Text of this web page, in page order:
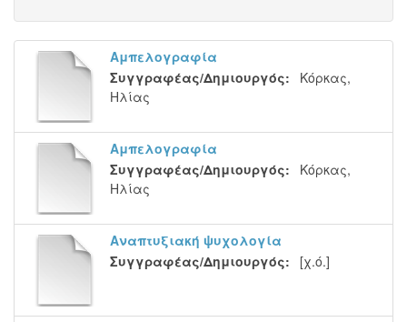
Αμπελογραφία
Συγγραφέας/Δημιουργός:
Κόρκας,
Ηλίας
Αμπελογραφία
Συγγραφέας/Δημιουργός:
Κόρκας,
Ηλίας
Αναπτυξιακή ψυχολογία
Συγγραφέας/Δημιουργός:
[χ.ό.]